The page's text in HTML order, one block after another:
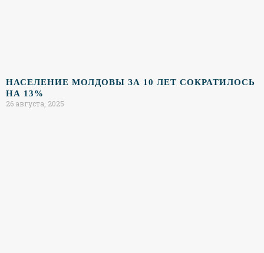
НАСЕЛЕНИЕ МОЛДОВЫ ЗА 10 ЛЕТ СОКРАТИЛОСЬ
НА 13%
26 августа, 2025